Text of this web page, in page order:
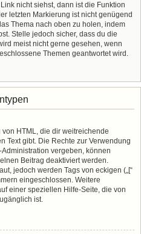
nicht siehst, dann ist die Funktion
letzten Markierung ist nicht genügend
Thema nach oben zu holen, indem
Stelle jedoch sicher, dass du die
meist nicht gerne gesehen, wenn
Themen geantwortet wird.
HTML, die dir weitreichende
Text gibt. Die Rechte zur Verwendung
vergeben, können
Beitrag deaktiviert werden.
jedoch werden Tags von eckigen („[“
eingeschlossen. Weitere
einer speziellen Hilfe-Seite, die von
ist.